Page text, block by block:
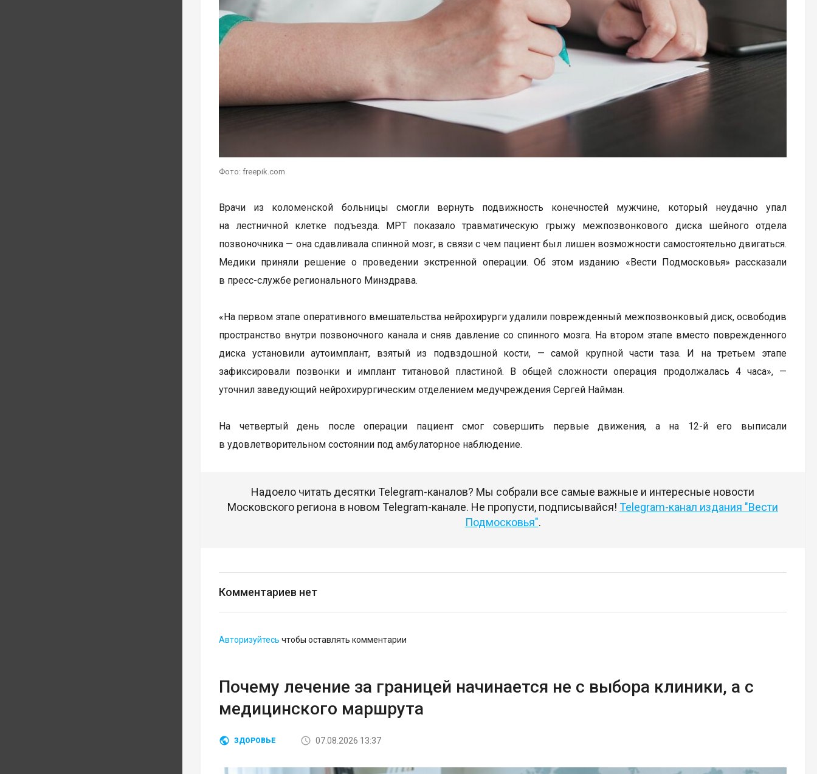
Фото: freepik.com
Врачи из коломенской больницы смогли вернуть подвижность конечностей мужчине, который неудачно упал
на лестничной клетке подъезда. МРТ показало травматическую грыжу межпозвонкового диска шейного отдела
позвоночника — она сдавливала спинной мозг, в связи с чем пациент был лишен возможности самостоятельно двигаться.
Медики приняли решение о проведении экстренной операции. Об этом изданию «Вести Подмосковья» рассказали
в пресс-службе регионального Минздрава.
«На первом этапе оперативного вмешательства нейрохирурги удалили поврежденный межпозвонковый диск, освободив
пространство внутри позвоночного канала и сняв давление со спинного мозга. На втором этапе вместо поврежденного
диска установили аутоимплант, взятый из подвздошной кости, — самой крупной части таза. И на третьем этапе
зафиксировали позвонки и имплант титановой пластиной. В общей сложности операция продолжалась 4 часа», —
уточнил заведующий нейрохирургическим отделением медучреждения Сергей Найман.
На четвертый день после операции пациент смог совершить первые движения, а на 12-й его выписали
в удовлетворительном состоянии под амбулаторное наблюдение.
Надоело читать десятки Telegram-каналов? Мы собрали все самые важные и интересные новости
Московского региона в новом Telegram-канале. Не пропусти, подписывайся! Telegram-канал издания "Вести
Подмосковья".
Комментариев нет
Авторизуйтесь чтобы оставлять комментарии
Почему лечение за границей начинается не с выбора клиники, а с
медицинского маршрута
ЗДОРОВЬЕ 07.08.2026 13:37